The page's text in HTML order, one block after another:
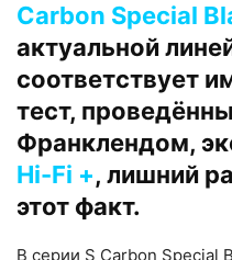
Carbon Special
актуальной
соответствует
тест,
Франклендом,
Hi-Fi +, лишний
этот факт.
В серии S Carbon Special